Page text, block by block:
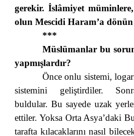
gerekir. İslâmiyet
olun Mescidi Haram’a
***
Müslümanlar bu
yapmışlardır?
Önce onlu sistemi,
sistemini geliştirdiler.
buldular. Bu sayede uzak
ettiler. Yoksa Orta Asya’daki
tarafta kılacaklarını nasıl